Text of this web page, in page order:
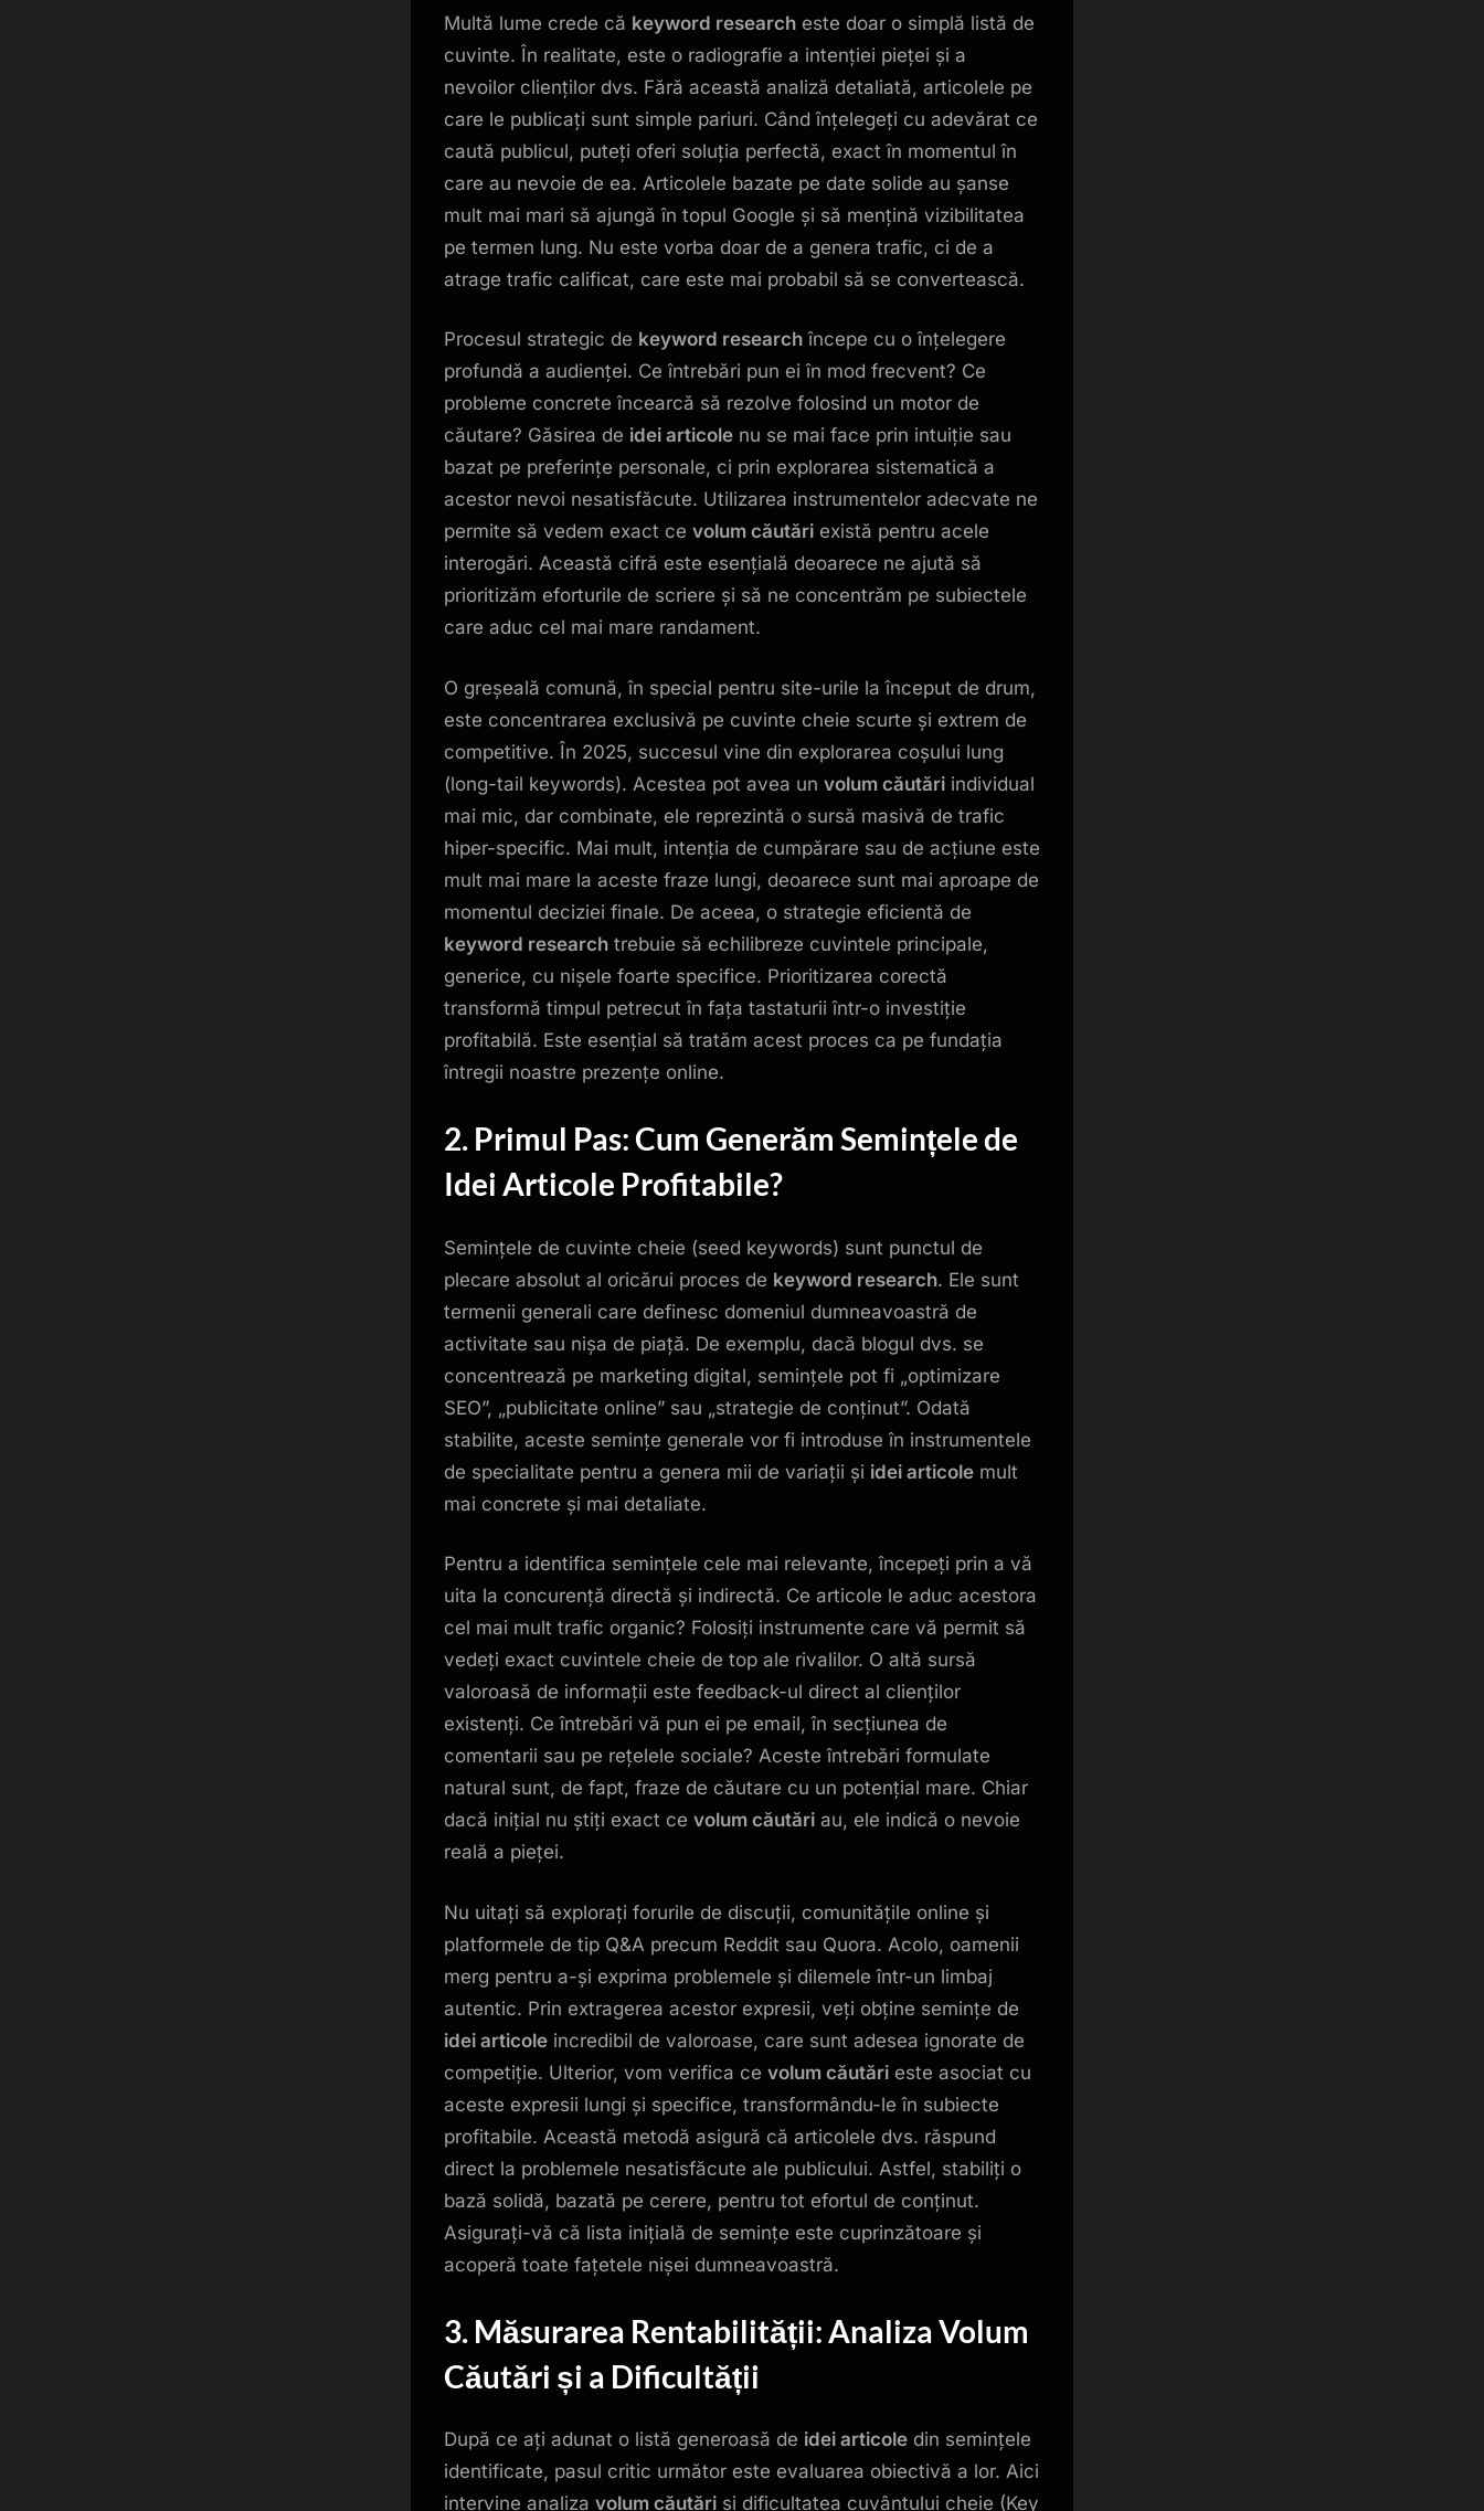
Multă lume crede că keyword research este doar o simplă listă de
cuvinte. În realitate, este o radiografie a intenției pieței și a
nevoilor clienților dvs. Fără această analiză detaliată, articolele pe
care le publicați sunt simple pariuri. Când înțelegeți cu adevărat ce
caută publicul, puteți oferi soluția perfectă, exact în momentul în
care au nevoie de ea. Articolele bazate pe date solide au șanse
mult mai mari să ajungă în topul Google și să mențină vizibilitatea
pe termen lung. Nu este vorba doar de a genera trafic, ci de a
atrage trafic calificat, care este mai probabil să se convertească.
Procesul strategic de keyword research începe cu o înțelegere
profundă a audienței. Ce întrebări pun ei în mod frecvent? Ce
probleme concrete încearcă să rezolve folosind un motor de
căutare? Găsirea de idei articole nu se mai face prin intuiție sau
bazat pe preferințe personale, ci prin explorarea sistematică a
acestor nevoi nesatisfăcute. Utilizarea instrumentelor adecvate ne
permite să vedem exact ce volum căutări există pentru acele
interogări. Această cifră este esențială deoarece ne ajută să
prioritizăm eforturile de scriere și să ne concentrăm pe subiectele
care aduc cel mai mare randament.
O greșeală comună, în special pentru site-urile la început de drum,
este concentrarea exclusivă pe cuvinte cheie scurte și extrem de
competitive. În 2025, succesul vine din explorarea coșului lung
(long-tail keywords). Acestea pot avea un volum căutări individual
mai mic, dar combinate, ele reprezintă o sursă masivă de trafic
hiper-specific. Mai mult, intenția de cumpărare sau de acțiune este
mult mai mare la aceste fraze lungi, deoarece sunt mai aproape de
momentul deciziei finale. De aceea, o strategie eficientă de
keyword research trebuie să echilibreze cuvintele principale,
generice, cu nișele foarte specifice. Prioritizarea corectă
transformă timpul petrecut în fața tastaturii într-o investiție
profitabilă. Este esențial să tratăm acest proces ca pe fundația
întregii noastre prezențe online.
2. Primul Pas: Cum Generăm Semințele de
Idei Articole Profitabile?
Semințele de cuvinte cheie (seed keywords) sunt punctul de
plecare absolut al oricărui proces de keyword research. Ele sunt
termenii generali care definesc domeniul dumneavoastră de
activitate sau nișa de piață. De exemplu, dacă blogul dvs. se
concentrează pe marketing digital, semințele pot fi „optimizare
SEO”, „publicitate online” sau „strategie de conținut”. Odată
stabilite, aceste semințe generale vor fi introduse în instrumentele
de specialitate pentru a genera mii de variații și idei articole mult
mai concrete și mai detaliate.
Pentru a identifica semințele cele mai relevante, începeți prin a vă
uita la concurență directă și indirectă. Ce articole le aduc acestora
cel mai mult trafic organic? Folosiți instrumente care vă permit să
vedeți exact cuvintele cheie de top ale rivalilor. O altă sursă
valoroasă de informații este feedback-ul direct al clienților
existenți. Ce întrebări vă pun ei pe email, în secțiunea de
comentarii sau pe rețelele sociale? Aceste întrebări formulate
natural sunt, de fapt, fraze de căutare cu un potențial mare. Chiar
dacă inițial nu știți exact ce volum căutări au, ele indică o nevoie
reală a pieței.
Nu uitați să explorați forurile de discuții, comunitățile online și
platformele de tip Q&A precum Reddit sau Quora. Acolo, oamenii
merg pentru a-și exprima problemele și dilemele într-un limbaj
autentic. Prin extragerea acestor expresii, veți obține semințe de
idei articole incredibil de valoroase, care sunt adesea ignorate de
competiție. Ulterior, vom verifica ce volum căutări este asociat cu
aceste expresii lungi și specifice, transformându-le în subiecte
profitabile. Această metodă asigură că articolele dvs. răspund
direct la problemele nesatisfăcute ale publicului. Astfel, stabiliți o
bază solidă, bazată pe cerere, pentru tot efortul de conținut.
Asigurați-vă că lista inițială de semințe este cuprinzătoare și
acoperă toate fațetele nișei dumneavoastră.
3. Măsurarea Rentabilității: AnalizaVolum
Căutări și a Dificultății
După ce ați adunat o listă generoasă de idei articole din semințele
identificate, pasul critic următor este evaluarea obiectivă a lor. Aici
intervine analiza volum căutări și dificultatea cuvântului cheie (Key